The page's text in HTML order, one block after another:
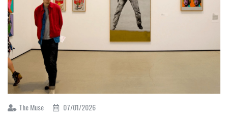
The Muse 07/01/2026